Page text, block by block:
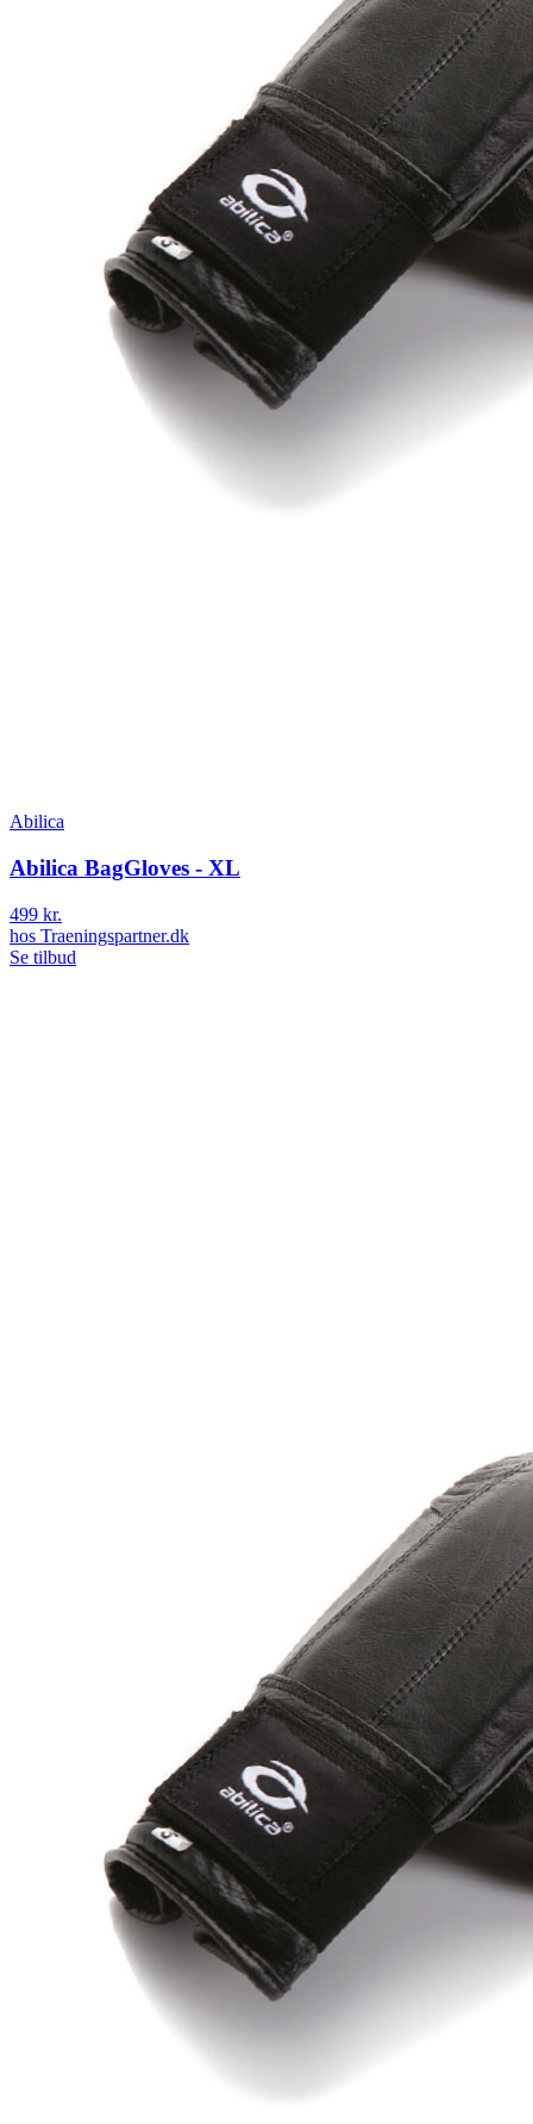
Abilica
Abilica BagGloves - XL
499 kr.
hos Traeningspartner.dk
Se tilbud